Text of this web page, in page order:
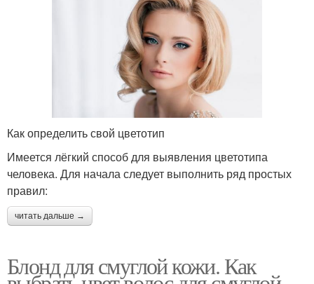
Как определить свой цветотип
Имеется лёгкий способ для выявления цветотипа
человека. Для начала следует выполнить ряд простых
правил:
читать дальше →
Блонд для смуглой кожи. Как